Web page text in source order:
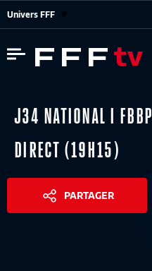
Univers FFF
J34 NATIONAL I
DIRECT (19H15)
PARTAGER